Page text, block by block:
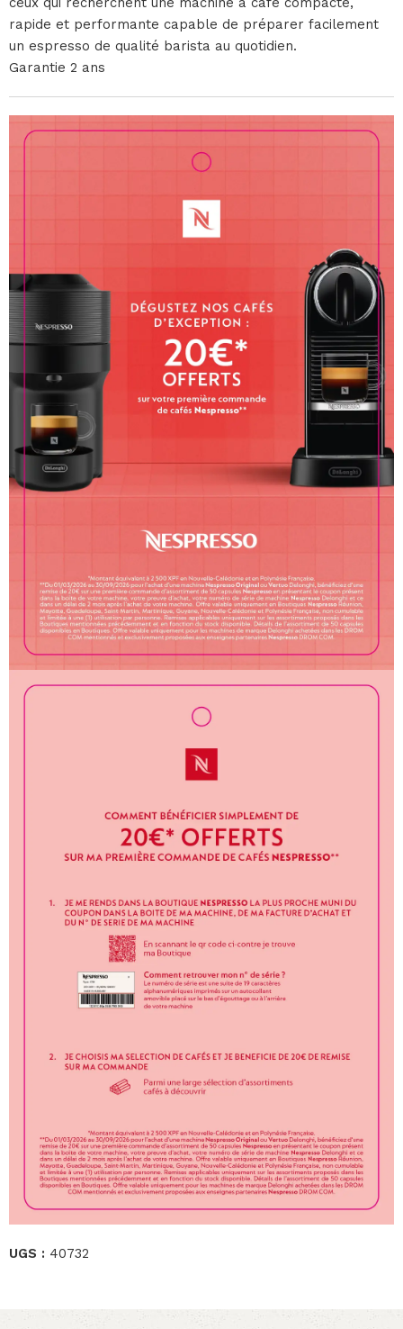
rapide et performante capable de préparer facilement
un espresso de qualité barista au quotidien.
Garantie 2 ans
UGS : 40732